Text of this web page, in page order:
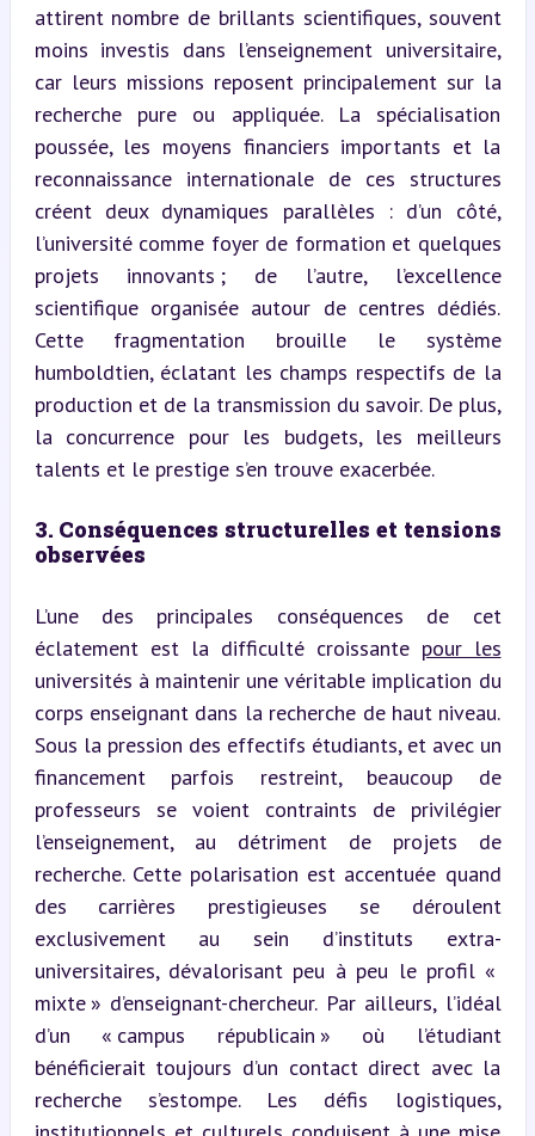
attirent nombre de brillants scientifiques, souvent
moins investis dans l’enseignement universitaire,
car leurs missions reposent principalement sur la
recherche pure ou appliquée. La spécialisation
poussée, les moyens financiers importants et la
reconnaissance internationale de ces structures
créent deux dynamiques parallèles : d’un côté,
l’université comme foyer de formation et quelques
projets innovants ; de l’autre, l’excellence
scientifique organisée autour de centres dédiés.
Cette fragmentation brouille le système
humboldtien, éclatant les champs respectifs de la
production et de la transmission du savoir. De plus,
la concurrence pour les budgets, les meilleurs
talents et le prestige s’en trouve exacerbée.
3. Conséquences structurelles et tensions
observées
L’une des principales conséquences de cet
éclatement est la difficulté croissante pour les
universités à maintenir une véritable implication du
corps enseignant dans la recherche de haut niveau.
Sous la pression des effectifs étudiants, et avec un
financement parfois restreint, beaucoup de
professeurs se voient contraints de privilégier
l’enseignement, au détriment de projets de
recherche. Cette polarisation est accentuée quand
des carrières prestigieuses se déroulent
exclusivement au sein d’instituts extra-
universitaires, dévalorisant peu à peu le profil «
mixte » d’enseignant-chercheur. Par ailleurs, l’idéal
d’un « campus républicain » où l’étudiant
bénéficierait toujours d’un contact direct avec la
recherche s’estompe. Les défis logistiques,